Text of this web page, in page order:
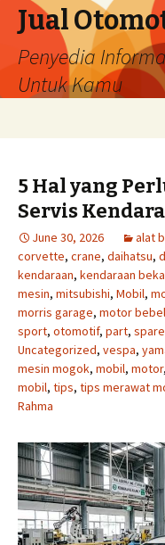
Jual
Penyedia
Untuk Kamu
5 Hal yang
Servis
June 30, 2026 alat
corvette, crane, daihatsu,
kendaraan, kendaraan
mesin, mitsubishi, Mobil,
morris garage, motor bebel
sport, otomotif, part,
Uncategorized, vespa,
mesin mogok, mobil, motor,
mobil, tips, tips merawat
Rahma